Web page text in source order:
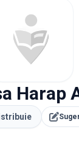
Harap